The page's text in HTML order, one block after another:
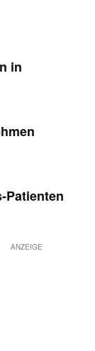
in
Patienten
ANZEIGE